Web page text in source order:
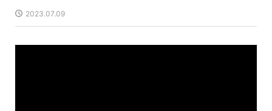
2023.07.09